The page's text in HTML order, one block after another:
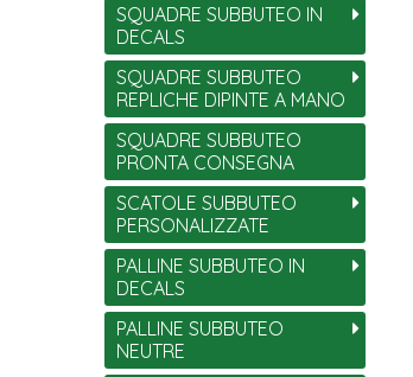
SQUADRE SUBBUTEO IN
DECALS
SQUADRE SUBBUTEO
REPLICHE DIPINTE A MANO
SQUADRE SUBBUTEO
PRONTA CONSEGNA
SCATOLE SUBBUTEO
PERSONALIZZATE
PALLINE SUBBUTEO IN
DECALS
PALLINE SUBBUTEO
NEUTRE